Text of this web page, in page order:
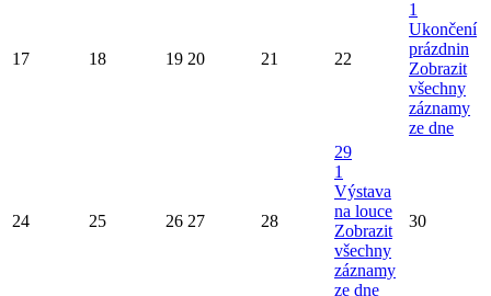
17 18 19 20 21 22
1
Ukončení
prázdnin
Zobrazit
všechny
záznamy
ze dne
24 25 26 27 28
29
1
Výstava
na louce
Zobrazit
všechny
záznamy
ze dne
30